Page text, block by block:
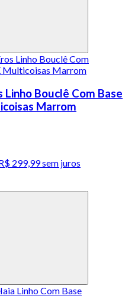
Bouclê Com Base
Marrom
299,99 sem juros